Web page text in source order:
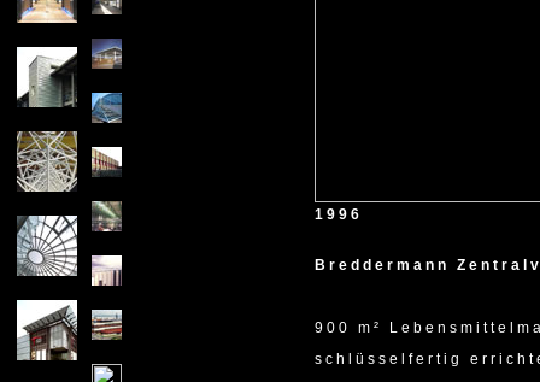
1996
Breddermann
900 m²
schlüsselfertig